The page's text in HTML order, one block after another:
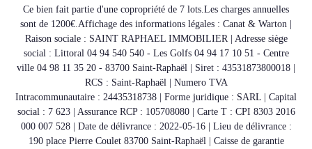
Ce bien fait partie d'une copropriété de 7 lots.Les charges annuelles
sont de 1200€. Affichage des informations légales : Canat & Warton |
Raison sociale : SAINT RAPHAEL IMMOBILIER | Adresse siège
social : Littoral 04 94 540 540 - Les Golfs 04 94 17 10 51 - Centre
ville 04 98 11 35 20 - 83700 Saint-Raphaël | Siret : 43531873800018 |
RCS : Saint-Raphaël | Numero TVA
Intracommunautaire : 24435318738 | Forme juridique : SARL | Capital
social : 7 623 | Assurance RCP : 105708080 | Carte T : CPI 8303 2016
000 007 528 | Date de délivrance : 2022-05-16 | Lieu de délivrance :
190 place Pierre Coulet 83700 Saint-Raphaël | Caisse de garantie